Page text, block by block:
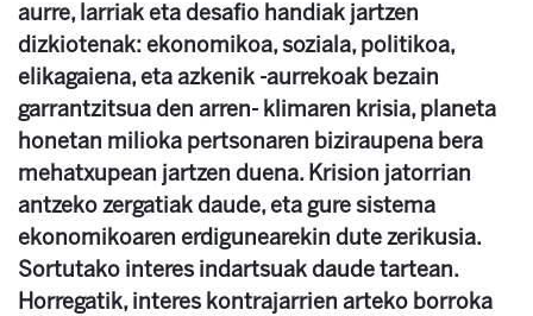
aurre, larriak eta desafio handiak jartzen
dizkiotenak: ekonomikoa, soziala, politikoa,
elikagaiena, eta azkenik -aurrekoak bezain
garrantzitsua den arren- klimaren krisia, planeta
honetan milioka pertsonaren biziraupena bera
mehatxupean jartzen duena. Krision jatorrian
antzeko zergatiak daude, eta gure sistema
ekonomikoaren erdigunearekin dute zerikusia.
Sortutako interes indartsuak daude tartean.
Horregatik, interes kontrajarrien arteko borroka